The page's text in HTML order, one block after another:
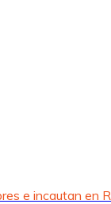
e incautan en